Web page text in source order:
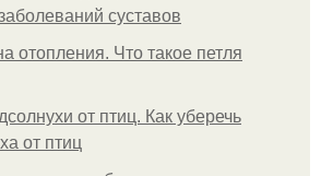
суставов
отопления. Что такое петля
от птиц. Как уберечь
от птиц